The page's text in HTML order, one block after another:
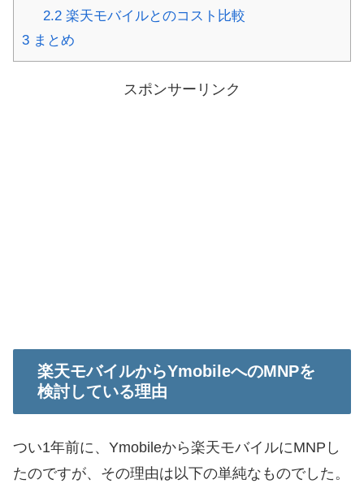
2.2楽天モバイルとのコスト比較
3 まとめ
スポンサーリンク
楽天モバイルからYmobileへのMNPを
検討している理由
つい1年前に、Ymobileから楽天モバイルにMNPし
たのですが、その理由は以下の単純なものでした。